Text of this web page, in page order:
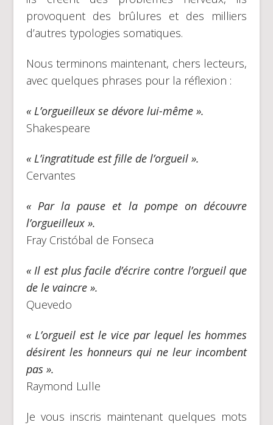
provoquent des brûlures et des milliers
d’autres typologies somatiques.
Nous terminons maintenant, chers lecteurs,
avec quelques phrases pour la réflexion :
« L’orgueilleux se dévore lui-même ».
Shakespeare
« L’ingratitude est fille de l’orgueil ».
Cervantes
« Par la pause et la pompe on découvre
l’orgueilleux ».
Fray Cristóbal de Fonseca
« Il est plus facile d’écrire contre l’orgueil que
de le vaincre ».
Quevedo
« L’orgueil est le vice par lequel les hommes
désirent les honneurs qui ne leur incombent
pas ».
Raymond Lulle
Je vous inscris maintenant quelques mots